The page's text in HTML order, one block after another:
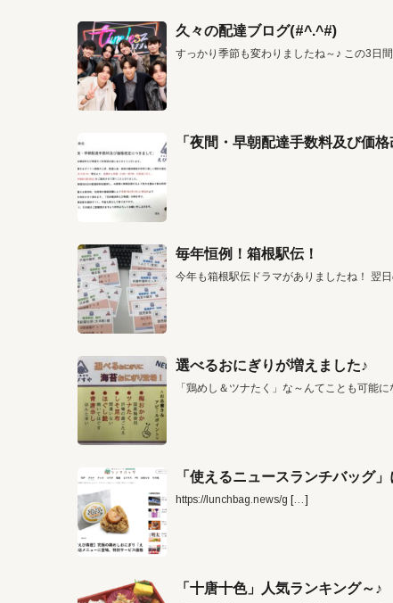
久々の配達ブログ(#^.^#)
すっかり季節も変わりましたね～♪ この3日
「夜間・早朝配達手数料及び価
毎年恒例！箱根駅伝！
今年も箱根駅伝ドラマがありましたね！ 翌
選べるおにぎりが増えました♪
「鶏めし＆ツナたく」な～んてことも可能に
「使えるニュースランチバッグ
https://lunchbag.news/g […]
「十唐十色」人気ランキング～♪